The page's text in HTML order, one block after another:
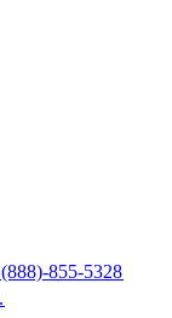
855-5328​​